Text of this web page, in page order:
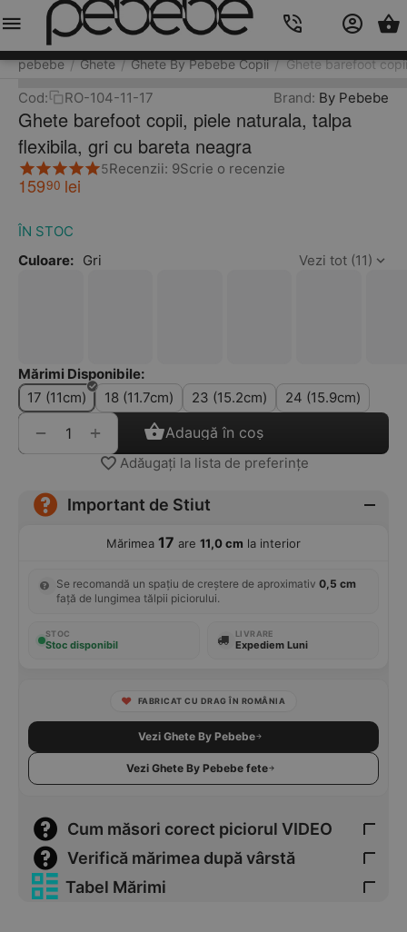
pebebe / Ghete / Ghete By Pebebe Copii / Ghete barefoot
Cod: RO-104-11-17 Brand: By Pebebe
Ghete barefoot copii, piele naturala, talpa
flexibila, gri cu bareta neagra
5Recenzii: 9Scrie o recenzie
15990 lei
ÎN STOC
Culoare: Gri Vezi tot (11)
Mărimi Disponibile:
17 (11cm)
18 (11.7cm) 23 (15.2cm) 24 (15.9cm)
+
− Adaugă în coș
Adăugați la lista de preferințe
Important de Stiut
Mărimea 17 are 11,0 cm la interior
Se recomandă un spațiu de creștere de aproximativ 0,5 cm
față de lungimea tălpii piciorului.
STOC
Stoc disponibil
LIVRARE
Expediem Luni
FABRICAT CU DRAG ÎN ROMÂNIA
Vezi Ghete By Pebebe
Vezi Ghete By Pebebe fete
Cum măsori corect piciorul VIDEO
Verifică mărimea după vârstă
Tabel Mărimi
Meniu Caută Cos